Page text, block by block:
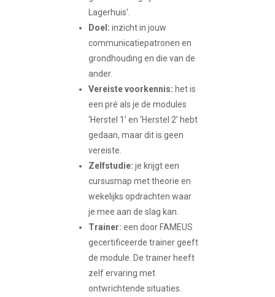
Lagerhuis’.
Doel: inzicht in jouw
communicatiepatronen en
grondhouding en die van de
ander.
Vereiste voorkennis: het is
een pré als je de modules
‘Herstel 1’ en ‘Herstel 2’ hebt
gedaan, maar dit is geen
vereiste.
Zelfstudie: je krijgt een
cursusmap met theorie en
wekelijks opdrachten waar
je mee aan de slag kan.
Trainer: een door FAMEUS
gecertificeerde trainer geeft
de module. De trainer heeft
zelf ervaring met
ontwrichtende situaties.